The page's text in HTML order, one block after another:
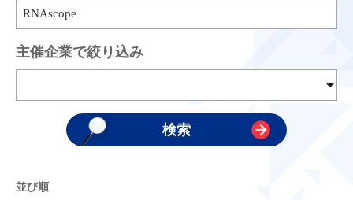
主催企業で絞り込み
並び順